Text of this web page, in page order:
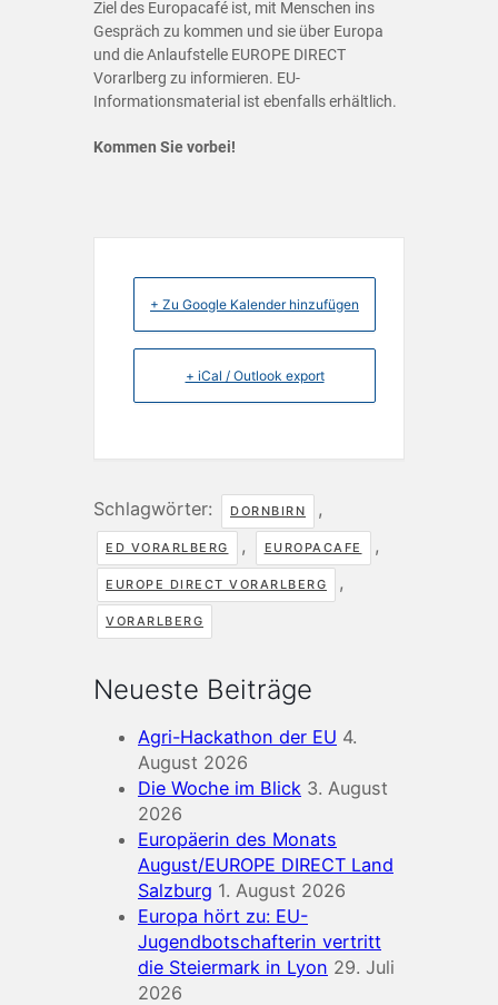
Ziel des Europacafé ist, mit Menschen ins
Gespräch zu kommen und sie über Europa
und die Anlaufstelle EUROPE DIRECT
Vorarlberg zu informieren. EU-
Informationsmaterial ist ebenfalls erhältlich.
Kommen Sie vorbei!
+ Zu Google Kalender hinzufügen
+ iCal / Outlook export
Schlagwörter: DORNBIRN ,
ED VORARLBERG , EUROPACAFE ,
EUROPE DIRECT VORARLBERG ,
VORARLBERG
Neueste Beiträge
Agri-Hackathon der EU 4.
August 2026
Die Woche im Blick 3. August
2026
Europäerin des Monats
August/EUROPE DIRECT Land
Salzburg 1. August 2026
Europa hört zu: EU-
Jugendbotschafterin vertritt
die Steiermark in Lyon 29. Juli
2026